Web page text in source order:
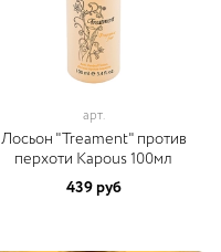
арт.
Лосьон "Treament" против
перхоти Kapous 100мл
439 руб